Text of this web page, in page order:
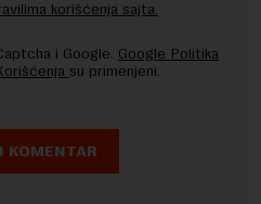
korišćenja sajta.
i Google. Google Politika
su primenjeni.